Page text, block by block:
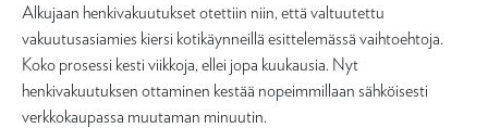
Alkujaan henkivakuutukset otettiin niin, että valtuutettu
vakuutusasiamies kiersi kotikäynneillä esittelemässä vaihtoehtoja.
Koko prosessi kesti viikkoja, ellei jopa kuukausia. Nyt
henkivakuutuksen ottaminen kestää nopeimmillaan sähköisesti
verkkokaupassa muutaman minuutin.